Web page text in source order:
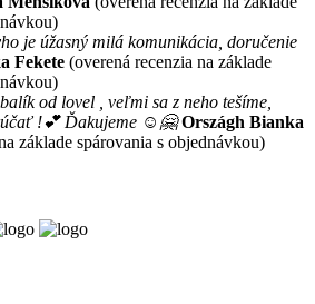
je úžasný milá komunikácia, doručenie
Fekete (overená recenzia na základe
od lovel , veľmi sa z neho tešíme,
!💕 Ďakujeme ☺️🤗 Országh Bianka
základe spárovania s objednávkou)